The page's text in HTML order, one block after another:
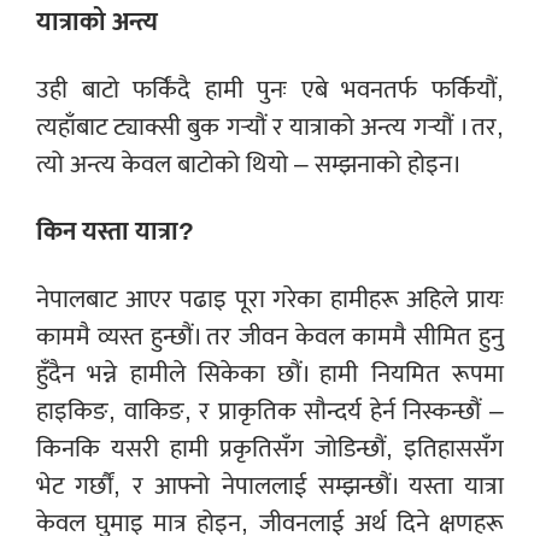
यात्राको अन्त्य
उही बाटो फर्किंदै हामी पुनः एबे भवनतर्फ फर्कियौं,
त्यहाँबाट ट्याक्सी बुक गर्‍यौं र यात्राको अन्त्य गर्‍यौं । तर,
त्यो अन्त्य केवल बाटोको थियो – सम्झनाको होइन।
किन यस्ता यात्रा?
नेपालबाट आएर पढाइ पूरा गरेका हामीहरू अहिले प्रायः
काममै व्यस्त हुन्छौं। तर जीवन केवल काममै सीमित हुनु
हुँदैन भन्ने हामीले सिकेका छौं। हामी नियमित रूपमा
हाइकिङ, वाकिङ, र प्राकृतिक सौन्दर्य हेर्न निस्कन्छौं –
किनकि यसरी हामी प्रकृतिसँग जोडिन्छौं, इतिहाससँग
भेट गर्छौं, र आफ्नो नेपाललाई सम्झन्छौं। यस्ता यात्रा
केवल घुमाइ मात्र होइन, जीवनलाई अर्थ दिने क्षणहरू